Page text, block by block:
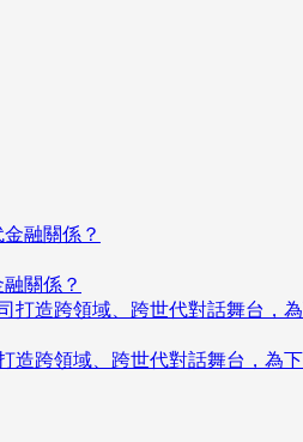
關係？
造跨領域、跨世代對話舞台，為